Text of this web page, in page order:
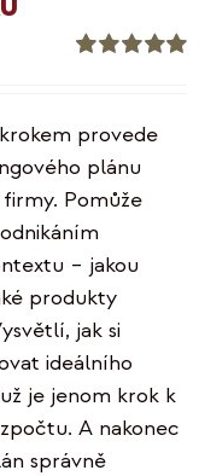
provede
plánu
Pomůže
– jakou
produkty
jak si
ideálního
je jenom krok k
A nakonec
správně